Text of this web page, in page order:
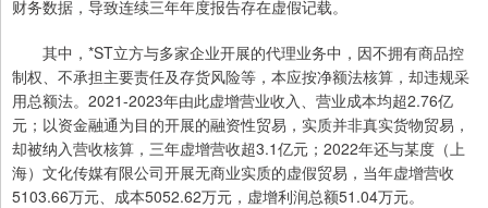
财务数据，导致连续三年年度报告存在虚假记载。
其中，*ST立方与多家企业开展的代理业务中，因不拥有商品控
制权、不承担主要责任及存货风险等，本应按净额法核算，却违规采
用总额法。2021-2023年由此虚增营业收入、营业成本均超2.76亿
元；以资金融通为目的开展的融资性贸易，实质并非真实货物贸易，
却被纳入营收核算，三年虚增营收超3.1亿元；2022年还与某度（上
海）文化传媒有限公司开展无商业实质的虚假贸易，当年虚增营收
5103.66万元、成本5052.62万元，虚增利润总额51.04万元。